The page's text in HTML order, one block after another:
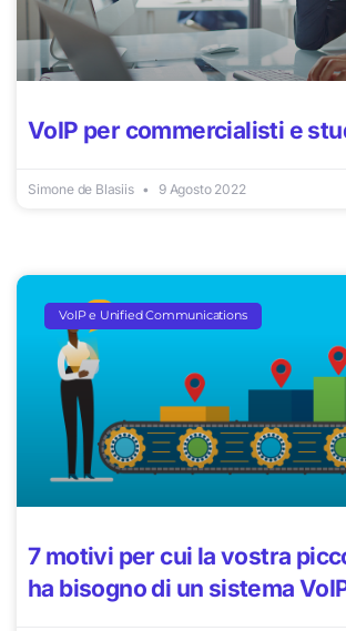
VoIP per commercialisti e
Simone de Blasiis 9 Agosto 2022
VoIP e Unified Communications
7 motivi per cui la vostra
ha bisogno di un sistema